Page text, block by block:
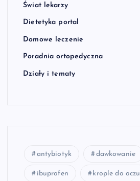
Świat lekarzy
Dietetyka portal
Domowe leczenie
Poradnia ortopedyczna
Działy i tematy
antybiotyk dawkowanie
ibuprofen krople do oczu